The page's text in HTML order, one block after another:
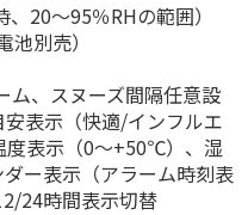
20～95％RHの範囲）
別売）
、スヌーズ間隔任意設
表示（快適/インフルエ
度表示（0～+50℃）、湿
ー表示（アラーム時刻表
24時間表示切替